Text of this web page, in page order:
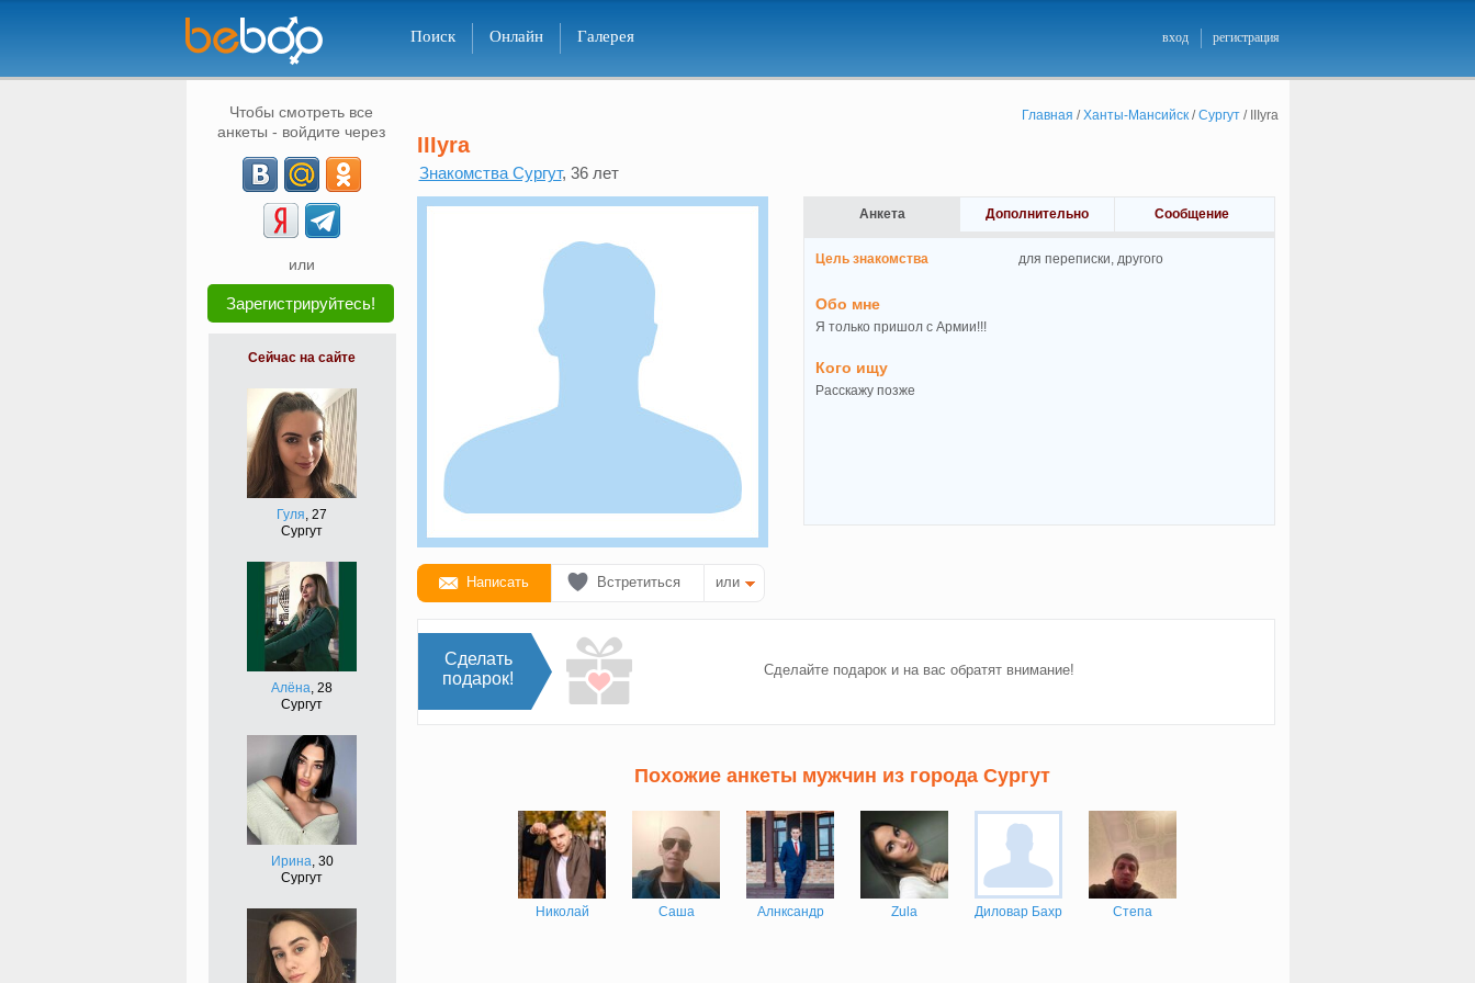
Поиск Онлайн Галерея вход регистрация
Чтобы смотреть все
анкеты - войдите через
или
Зарегистрируйтесь!
Сейчас на сайте
Гуля, 27
Сургут
Алёна, 28
Сургут
Ирина, 30
Сургут
Главная /Ханты-Мансийск/Сургут/ IIIyra
IIIyra
Знакомства Сургут, 36 лет
Написать Встретиться или
Анкета Дополнительно Сообщение
Цель знакомства для переписки, другого
Обо мне
Я только пришол с Армии!!!
Кого ищу
Расскажу позже
Сделать
подарок!
Сделайте подарок и на вас обратят внимание!
Похожие анкеты мужчин из города Сургут
Николай Саша Алнксандр Zula Диловар Бахр Степа